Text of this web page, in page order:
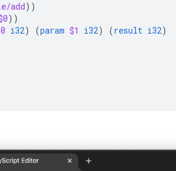
add))
))
i32) (param $1 i32) (result i32)